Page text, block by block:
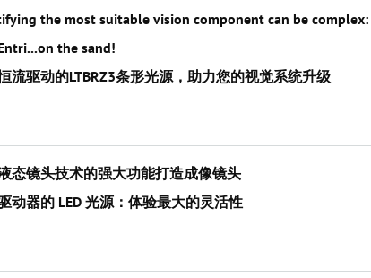
the most suitable vision component can be
the sand!
流驱动的LTBRZ3条形光源，助力您的视觉系统升级
态镜头技术的强大功能打造成像镜头
动器的 LED 光源：体验最大的灵活性